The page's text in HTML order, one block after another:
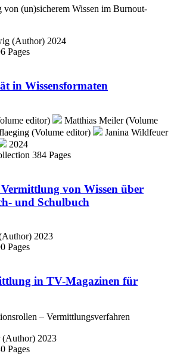
von (un)sicherem Wissen im Burnout‐
(Author) 2024
Pages
in Wissensformaten
editor)
Matthias Meiler (Volume
(Volume editor)
Janina Wildfeuer
2024
384 Pages
von Wissen über
und Schulbuch
2023
Pages
in TV-Magazinen für
– Vermittlungsverfahren
(Author) 2023
Pages